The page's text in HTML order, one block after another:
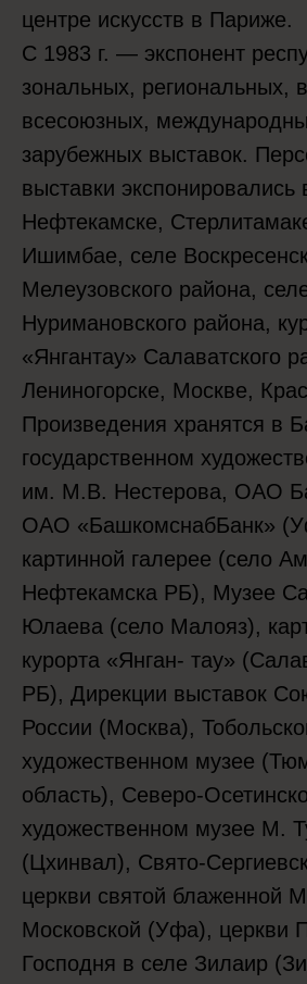
центре искусств в Париже.
С 1983 г. — экспонент
зональных, региональных,
всесоюзных,
зарубежных выставок.
выставки
Нефтекамске,
Ишимбае, селе
Мелеузовского района,
Нуримановского района,
«Янгантау» Салаватского
Лениногорске, Москве,
Произведения хранятся в
государственном
им. М.В. Нестерова, ОАО
ОАО «БашкомснабБанк»
картинной галерее (село
Нефтекамска РБ), Музее
Юлаева (село Малояз),
курорта «Янган- тау»
РБ), Дирекции выставок
России (Москва),
художественном музее
область), Северо-
художественном музее М.
(Цхинвал), Свято-
церкви святой блаженной
Московской (Уфа), церкви
Господня в селе Зилаир